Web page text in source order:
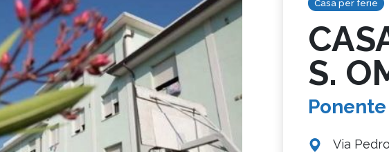
Casa per ferie
S.
Ponente
Via